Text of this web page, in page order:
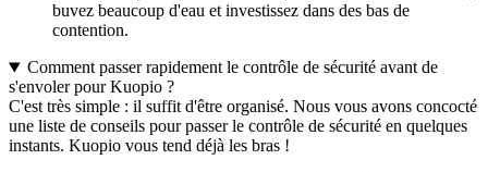
buvez beaucoup d'eau et investissez dans des bas de
contention.
Comment passer rapidement le contrôle de sécurité avant de
s'envoler pour Kuopio ?
C'est très simple : il suffit d'être organisé. Nous vous avons concocté
une liste de conseils pour passer le contrôle de sécurité en quelques
instants. Kuopio vous tend déjà les bras !